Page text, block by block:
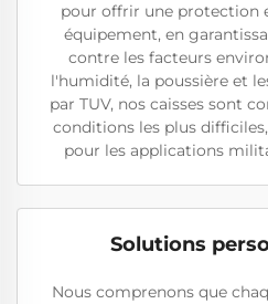
pour offrir une protection
équipement, en
contre les facteurs
l'humidité, la poussière et
par TUV, nos caisses sont
conditions les plus
pour les applications
Solutions
Nous comprenons que